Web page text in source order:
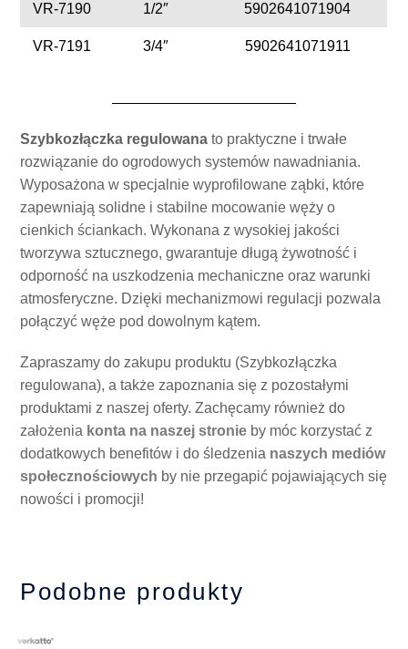
VR-7190 1/2″ 5902641071904
VR-7191 3/4″ 5902641071911
Szybkozłączka regulowana to praktyczne i trwałe
rozwiązanie do ogrodowych systemów nawadniania.
Wyposażona w specjalnie wyprofilowane ząbki, które
zapewniają solidne i stabilne mocowanie węży o
cienkich ściankach. Wykonana z wysokiej jakości
tworzywa sztucznego, gwarantuje długą żywotność i
odporność na uszkodzenia mechaniczne oraz warunki
atmosferyczne. Dzięki mechanizmowi regulacji pozwala
połączyć węże pod dowolnym kątem.
Zapraszamy do zakupu produktu (Szybkozłączka
regulowana), a także zapoznania się z pozostałymi
produktami z naszej oferty. Zachęcamy również do
założenia konta na naszej stronie by móc korzystać z
dodatkowych benefitów i do śledzenia naszych mediów
społecznościowych by nie przegapić pojawiających się
nowości i promocji!
Podobne produkty